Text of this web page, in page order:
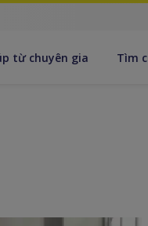
từ chuyên gia Tìm